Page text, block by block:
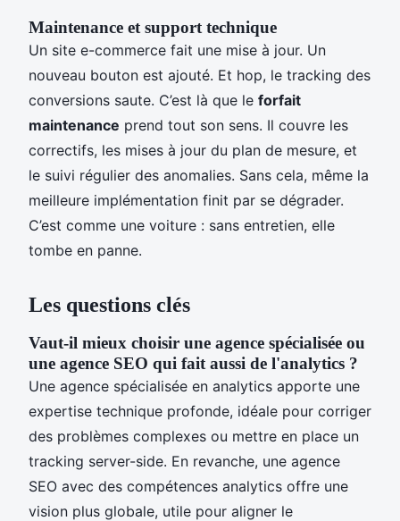
Maintenance et support technique
Un site e-commerce fait une mise à jour. Un
nouveau bouton est ajouté. Et hop, le tracking des
conversions saute. C’est là que le forfait
maintenance prend tout son sens. Il couvre les
correctifs, les mises à jour du plan de mesure, et
le suivi régulier des anomalies. Sans cela, même la
meilleure implémentation finit par se dégrader.
C’est comme une voiture : sans entretien, elle
tombe en panne.
Les questions clés
Vaut-il mieux choisir une agence spécialisée ou
une agence SEO qui fait aussi de l'analytics ?
Une agence spécialisée en analytics apporte une
expertise technique profonde, idéale pour corriger
des problèmes complexes ou mettre en place un
tracking server-side. En revanche, une agence
SEO avec des compétences analytics offre une
vision plus globale, utile pour aligner le